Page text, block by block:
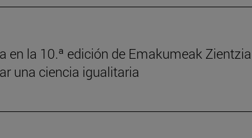
en la 10.ª edición de Emakumeak
una ciencia igualitaria